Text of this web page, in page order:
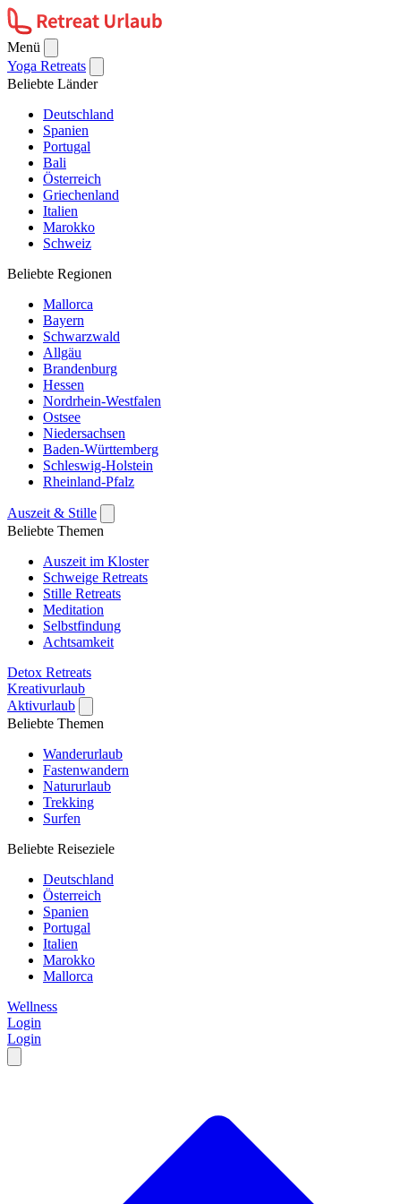
Menü
Yoga Retreats
Beliebte Länder
Deutschland
Spanien
Portugal
Bali
Österreich
Griechenland
Italien
Marokko
Schweiz
Beliebte Regionen
Mallorca
Bayern
Schwarzwald
Allgäu
Brandenburg
Hessen
Nordrhein-Westfalen
Ostsee
Niedersachsen
Baden-Württemberg
Schleswig-Holstein
Rheinland-Pfalz
Auszeit & Stille
Beliebte Themen
Auszeit im Kloster
Schweige Retreats
Stille Retreats
Meditation
Selbstfindung
Achtsamkeit
Detox Retreats
Kreativurlaub
Aktivurlaub
Beliebte Themen
Wanderurlaub
Fastenwandern
Natururlaub
Trekking
Surfen
Beliebte Reiseziele
Deutschland
Österreich
Spanien
Portugal
Italien
Marokko
Mallorca
Wellness
Login
Login